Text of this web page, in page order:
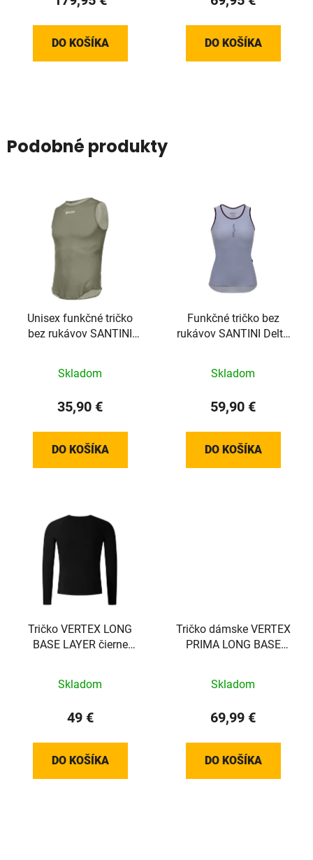
DO KOŠÍKA DO KOŠÍKA
Podobné produkty
Unisex funkčné tričko
bez rukávov SANTINI
Skladom
35,90 €
DO KOŠÍKA
Funkčné tričko bez
rukávov SANTINI Delta
Skladom
59,90 €
DO KOŠÍKA
Tričko VERTEX LONG
BASE LAYER čierne
Skladom
49 €
DO KOŠÍKA
Tričko dámske VERTEX
PRIMA LONG BASE
Skladom
69,99 €
DO KOŠÍKA